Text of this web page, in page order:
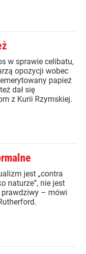
w sprawie celibatu,
opozycji wobec
papież
dał się
z Kurii Rzymskiej.
jest „contra
naturze”, nie jest
– mówi